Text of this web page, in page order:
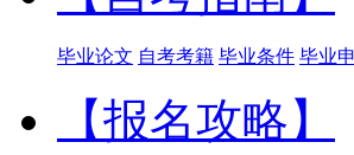
毕业论文 自考考籍 毕业条件 毕业
【报名攻略】